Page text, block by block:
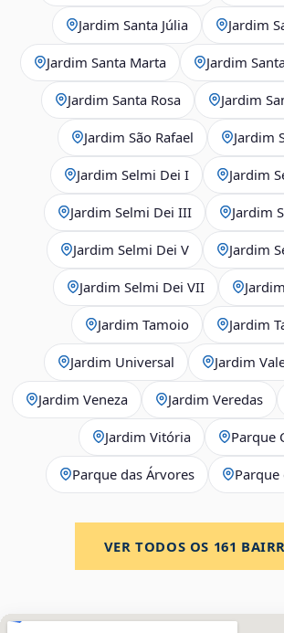
Jardim Santa Júlia Jardim
Jardim Santa Marta Jardim
Jardim Santa Rosa Jardim
Jardim São Rafael Jardim
Jardim Selmi Dei I Jardim
Jardim Selmi Dei III Jardim
Jardim Selmi Dei V Jardim
Jardim Selmi Dei VII
Jardim Tamoio Jardim
Jardim Universal Jardim
Jardim Veneza Jardim Veredas
Jardim Vitória Parque
Parque das Árvores Parque
VER TODOS OS 161